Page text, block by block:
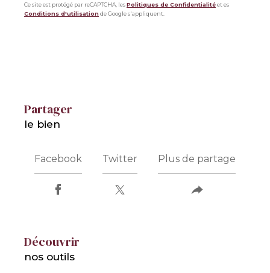
Ce site est protégé par reCAPTCHA, lesPolitiques de Confidentialitéet es
Conditions d'utilisationde Google s'appliquent.
partager
le bien
Facebook Twitter Plus de partage
découvrir
nos outils